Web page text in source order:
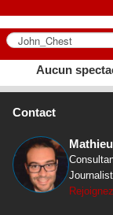
LES
LE CLUB
Aucun
Contact